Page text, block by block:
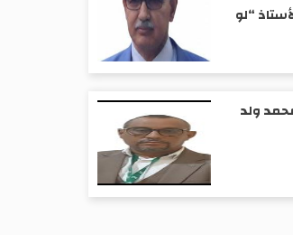
“لو
ولد